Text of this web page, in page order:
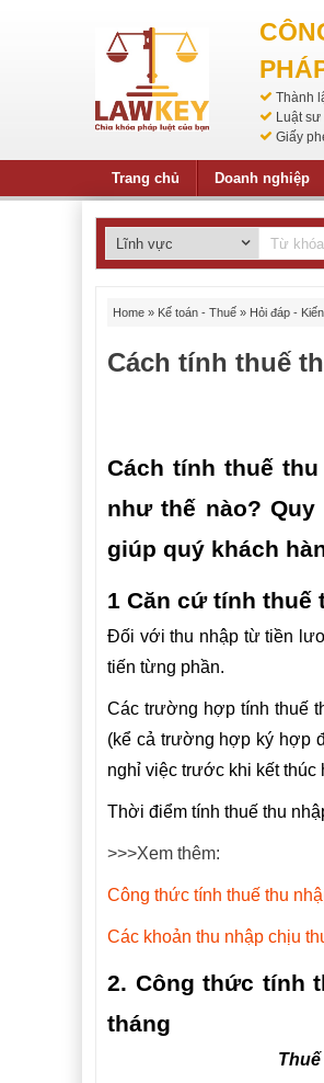
Thành
Luật
Giấy
Trang chủ Doanh nghiệp
Home » Kế toán - Thuế » Hỏi đáp -
Cách tính thuế
Cách tính thuế
như thế nào?
giúp quý khách
1 Căn cứ tính thuế
Đối với thu nhập từ tiền
tiến từng phần.
Các trường hợp tính thuế
(kể cả trường hợp ký hợp
nghỉ việc trước khi kết thúc
Thời điểm tính thuế thu
>>>Xem thêm:
Công thức tính thuế thu
Các khoản thu nhập chịu
2. Công thức tính
tháng